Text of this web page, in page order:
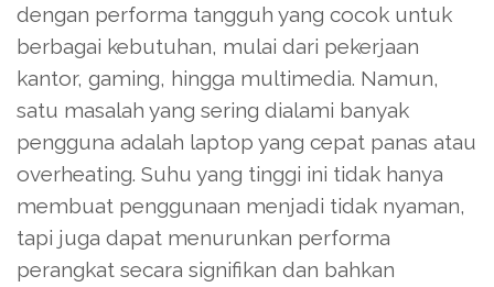
dengan performa tangguh yang cocok untuk
berbagai kebutuhan, mulai dari pekerjaan
kantor, gaming, hingga multimedia. Namun,
satu masalah yang sering dialami banyak
pengguna adalah laptop yang cepat panas atau
overheating. Suhu yang tinggi ini tidak hanya
membuat penggunaan menjadi tidak nyaman,
tapi juga dapat menurunkan performa
perangkat secara signifikan dan bahkan